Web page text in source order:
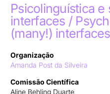
Psicolinguística e
interfaces /
(many!) interfaces
Organização
Amanda Post da Silveira
Comissão Científica
Aline Behling Duarte